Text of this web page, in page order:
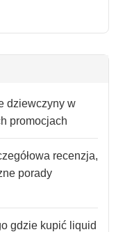
dziewczyny w
promocjach
recenzja,
porady
gdzie kupić liquid